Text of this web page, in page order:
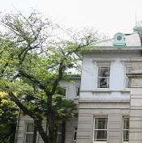
アクセス/TEL
こだわりポイント